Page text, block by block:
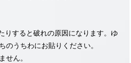
りすると破れの原因になります。ゆ
のうちわにお貼りください。
せん。